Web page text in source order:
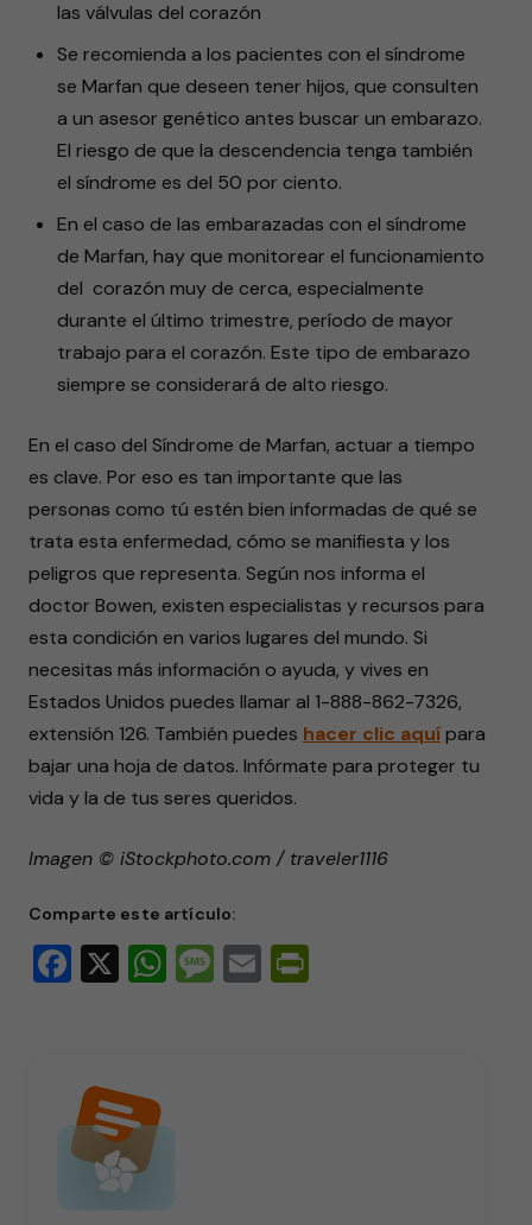
las válvulas del corazón
Se recomienda a los pacientes con el síndrome
se Marfan que deseen tener hijos, que consulten
a un asesor genético antes buscar un embarazo.
El riesgo de que la descendencia tenga también
el síndrome es del 50 por ciento.
En el caso de las embarazadas con el síndrome
de Marfan, hay que monitorear el funcionamiento
del corazón muy de cerca, especialmente
durante el último trimestre, período de mayor
trabajo para el corazón. Este tipo de embarazo
siempre se considerará de alto riesgo.
En el caso del Síndrome de Marfan, actuar a tiempo
es clave. Por eso es tan importante que las
personas como tú estén bien informadas de qué se
trata esta enfermedad, cómo se manifiesta y los
peligros que representa. Según nos informa el
doctor Bowen, existen especialistas y recursos para
esta condición en varios lugares del mundo. Si
necesitas más información o ayuda, y vives en
Estados Unidos puedes llamar al 1-888-862-7326,
extensión 126. También puedes hacer clic aquípara
bajar una hoja de datos. Infórmate para proteger tu
vida y la de tus seres queridos.
Imagen © iStockphoto.com / traveler1116
Comparte este artículo:
Facebook
X WhatsApp
Message
Email